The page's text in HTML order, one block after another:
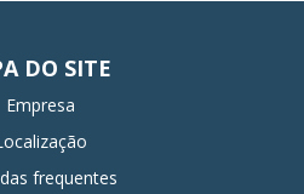
DO SITE
Empresa
frequentes